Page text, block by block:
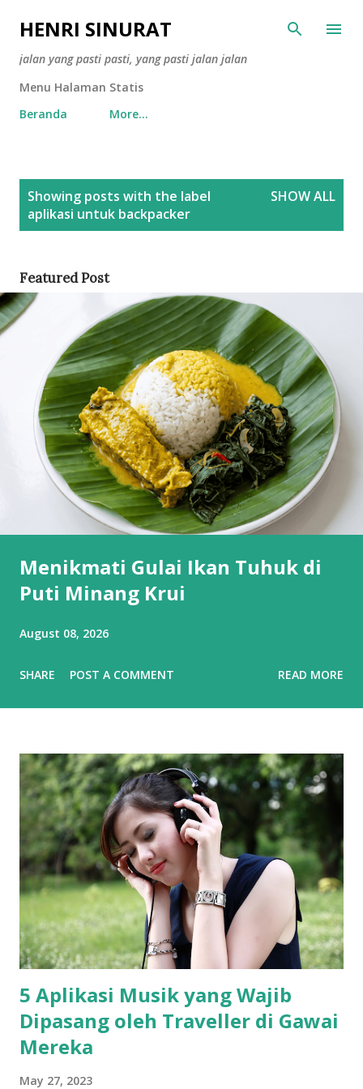
Skip to main content
HENRI SINURAT
jalan yang pasti pasti, yang pasti jalan jalan
Menu Halaman Statis
Beranda
More…
Showing posts with the label
aplikasi untuk backpacker
SHOW ALL
Featured Post
Menikmati Gulai Ikan Tuhuk di
Puti Minang Krui
August 08, 2026
SHARE POST A COMMENT READ MORE
5 Aplikasi Musik yang Wajib
Dipasang oleh Traveller di Gawai
Mereka
May 27, 2023